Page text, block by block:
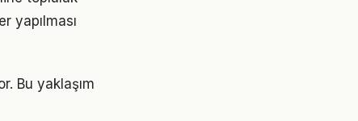
yapılması
Bu yaklaşım